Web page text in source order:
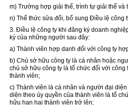
m) Trường hợp giải thể, trình tự giải thể và
n) Thể thức sửa đổi, bổ sung Điều lệ công
3. Điều lệ công ty khiđăng ký doanh
ký của những người sau đây:
a) Thành viên hợp danh đối với công ty
b) Chủ sở hữu công ty là cá nhân hoặc
chủ sở hữu công ty là tổ chức đối với công
thành viên;
c) Thành viên là cá nhân và người đại
diện theo ủy quyền của thành viên là tổ
hữu hạn hai thành viên trở lên;